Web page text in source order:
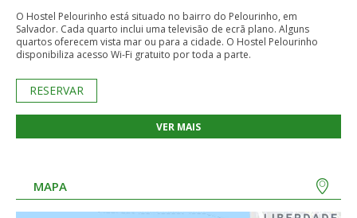
O Hostel Pelourinho está situado no bairro do Pelourinho, em
Salvador. Cada quarto inclui uma televisão de ecrã plano. Alguns
quartos oferecem vista mar ou para a cidade. O Hostel Pelourinho
disponibiliza acesso Wi-Fi gratuito por toda a parte.
RESERVAR
VER MAIS
MAPA